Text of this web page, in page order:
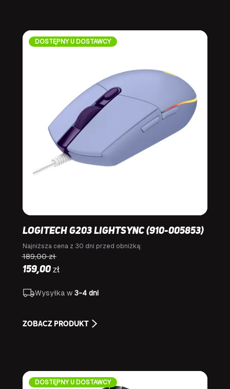
DOSTĘPNY U DOSTAWCY
Logitech G203 Lightsync (910-005853)
Najniższa cena z 30 dni przed obniżką:
189,00zł
159,00 zł
Wysyłka w 3-4 dni
ZOBACZ PRODUKT
DOSTĘPNY U DOSTAWCY